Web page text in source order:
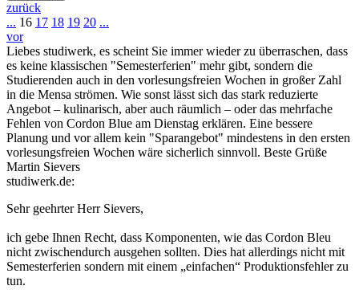
zurück
... 16 17 18 19 20 ...
vor
Liebes studiwerk, es scheint Sie immer wieder zu überraschen, dass
es keine klassischen "Semesterferien" mehr gibt, sondern die
Studierenden auch in den vorlesungsfreien Wochen in großer Zahl
in die Mensa strömen. Wie sonst lässt sich das stark reduzierte
Angebot – kulinarisch, aber auch räumlich – oder das mehrfache
Fehlen von Cordon Blue am Dienstag erklären. Eine bessere
Planung und vor allem kein "Sparangebot" mindestens in den ersten
vorlesungsfreien Wochen wäre sicherlich sinnvoll. Beste Grüße
Martin Sievers
studiwerk.de:
Sehr geehrter Herr Sievers,
ich gebe Ihnen Recht, dass Komponenten, wie das Cordon Bleu
nicht zwischendurch ausgehen sollten. Dies hat allerdings nicht mit
Semesterferien sondern mit einem „einfachen“ Produktionsfehler zu
tun.